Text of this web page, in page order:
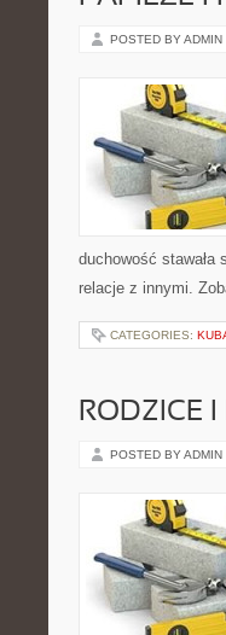
POSTED BY ADMIN
duchowość stawała
relacje z innymi.
CATEGORIES:
RODZICE
POSTED BY ADMIN